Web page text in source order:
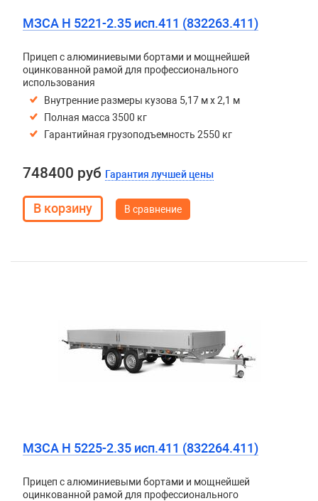
МЗСА H 5221-2.35 исп.411 (832263.411)
Прицеп с алюминиевыми бортами и мощнейшей
оцинкованной рамой для профессионального
использования
Внутренние размеры кузова 5,17 м х 2,1 м
Полная масса 3500 кг
Гарантийная грузоподъемность 2550 кг
748400 руб Гарантия лучшей цены
В сравнение
МЗСА H 5225-2.35 исп.411 (832264.411)
Прицеп с алюминиевыми бортами и мощнейшей
оцинкованной рамой для профессионального